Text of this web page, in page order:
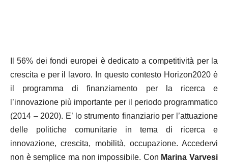
Il 56% dei fondi europei è dedicato a competitività per la
crescita e per il lavoro. In questo contesto Horizon2020 è
il programma di finanziamento per la ricerca e
l’innovazione più importante per il periodo programmatico
(2014 – 2020). E’ lo strumento finanziario per l’attuazione
delle politiche comunitarie in tema di ricerca e
innovazione, crescita, mobilità, occupazione. Accedervi
non è semplice ma non impossibile. Con Marina Varvesi